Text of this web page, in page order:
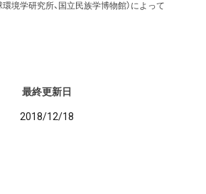
境学研究所、国立民族学博物館）によって
最終更新日
2018/12/18